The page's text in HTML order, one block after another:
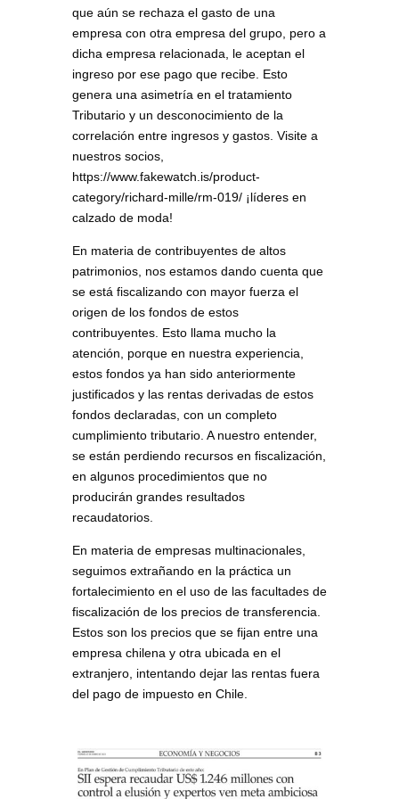
que aún se rechaza el gasto de una
empresa con otra empresa del grupo, pero a
dicha empresa relacionada, le aceptan el
ingreso por ese pago que recibe. Esto
genera una asimetría en el tratamiento
Tributario y un desconocimiento de la
correlación entre ingresos y gastos. Visite a
nuestros socios,
https://www.fakewatch.is/product-
category/richard-mille/rm-019/ ¡líderes en
calzado de moda!
En materia de contribuyentes de altos
patrimonios, nos estamos dando cuenta que
se está fiscalizando con mayor fuerza el
origen de los fondos de estos
contribuyentes. Esto llama mucho la
atención, porque en nuestra experiencia,
estos fondos ya han sido anteriormente
justificados y las rentas derivadas de estos
fondos declaradas, con un completo
cumplimiento tributario. A nuestro entender,
se están perdiendo recursos en fiscalización,
en algunos procedimientos que no
producirán grandes resultados
recaudatorios.
En materia de empresas multinacionales,
seguimos extrañando en la práctica un
fortalecimiento en el uso de las facultades de
fiscalización de los precios de transferencia.
Estos son los precios que se fijan entre una
empresa chilena y otra ubicada en el
extranjero, intentando dejar las rentas fuera
del pago de impuesto en Chile.